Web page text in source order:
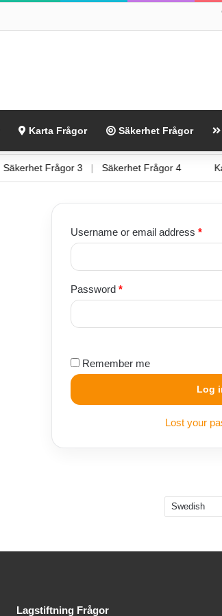
Karta Frågor Säkerhet Frågor
| Säkerhet Frågor 3 | Säkerhet Frågor 4
Username or email address *
Password *Required
Remember me
Log
Lost your
Lagstiftning Frågor